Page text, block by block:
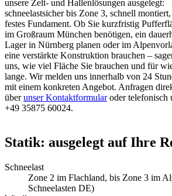
unsere Zelt- und Hallenlösungen ausgelegt:
schneelastsicher bis Zone 3, schnell
festes Fundament. Ob Sie kurzfristig
im Großraum München benötigen, ein
Lager in Nürnberg planen oder im
eine verstärkte Konstruktion brauchen –
uns, wie viel Fläche Sie brauchen und für
lange. Wir melden uns innerhalb von 24
mit einem konkreten Angebot. Anfragen
überunser Kontaktformularoder telefonisch
+49 35875 60024.
Statik: ausgelegt auf Ihre
Schneelast
Zone 2 im Flachland, bis Zone 3 im
Schneelasten DE)